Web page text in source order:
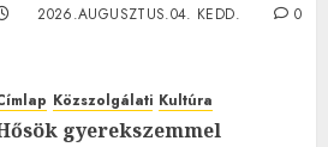
2026.AUGUSZTUS.04. KEDD.
0
Közszolgálati Kultúra
gyerekszemmel